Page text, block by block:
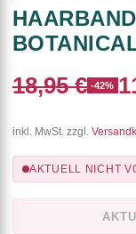
18,95 € -42%
inkl. MwSt. zzgl.
AKTUELL NICHT